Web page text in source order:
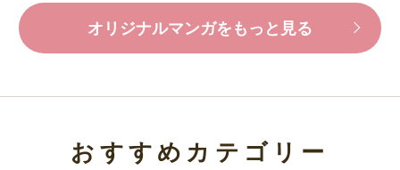
オリジナルマンガをもっと見る
おすすめカテゴリー